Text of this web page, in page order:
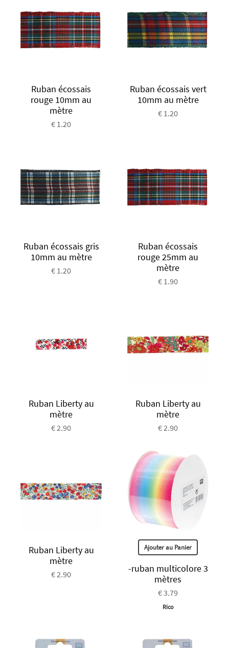
Ruban écossais
rouge 10mm au
mètre
€ 1.20
Ruban écossais vert
10mm au mètre
€ 1.20
Ruban écossais gris
10mm au mètre
€ 1.20
Ruban écossais
rouge 25mm au
mètre
€ 1.90
Ruban Liberty au
mètre
€ 2.90
Ruban Liberty au
mètre
€ 2.90
Ruban Liberty au
mètre
€ 2.90
Ajouter au Panier
-ruban multicolore 3
mètres
€ 3.79
Rico